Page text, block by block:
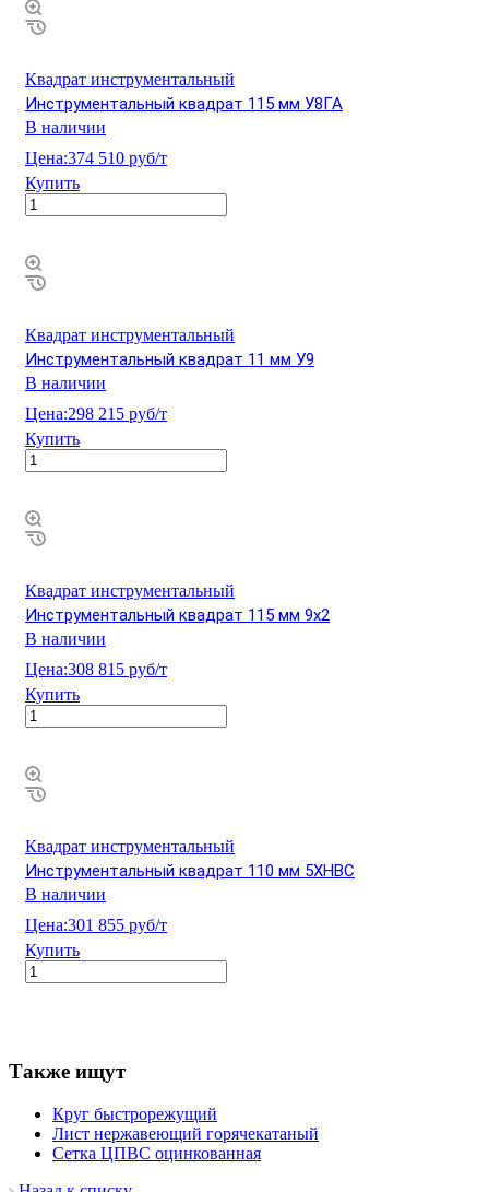
Квадрат инструментальный
Инструментальный квадрат 115 мм У8ГА
В наличии
Цена:374 510 руб/т
Купить
Квадрат инструментальный
Инструментальный квадрат 11 мм У9
В наличии
Цена:298 215 руб/т
Купить
Квадрат инструментальный
Инструментальный квадрат 115 мм 9х2
В наличии
Цена:308 815 руб/т
Купить
Квадрат инструментальный
Инструментальный квадрат 110 мм 5ХНВС
В наличии
Цена:301 855 руб/т
Купить
Также ищут
Круг быстрорежущий
Лист нержавеющий горячекатаный
Сетка ЦПВС оцинкованная